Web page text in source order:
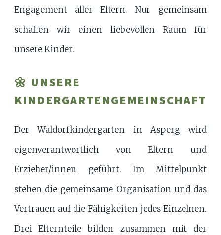
Engagement aller Eltern. Nur gemeinsam
schaffen wir einen liebevollen Raum für
unsere Kinder.
🌼 UNSERE
KINDERGARTENGEMEINSCHAFT
Der Waldorfkindergarten in Asperg wird
eigenverantwortlich von Eltern und
Erzieher/innen geführt. Im Mittelpunkt
stehen die gemeinsame Organisation und das
Vertrauen auf die Fähigkeiten jedes Einzelnen.
Drei Elternteile bilden zusammen mit der